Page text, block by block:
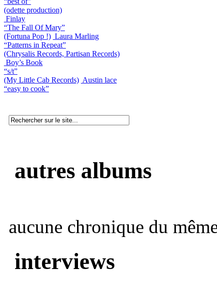
(odette production)
Finlay
“The Fall Of Mary”
(Fortuna Pop !) Laura Marling
“Patterns in Repeat”
(Chrysalis Records, Partisan Records)
Boy’s Book
“s/t”
(My Little Cab Records) Austin lace
“easy to cook”
autres albums
aucune chronique du
interviews